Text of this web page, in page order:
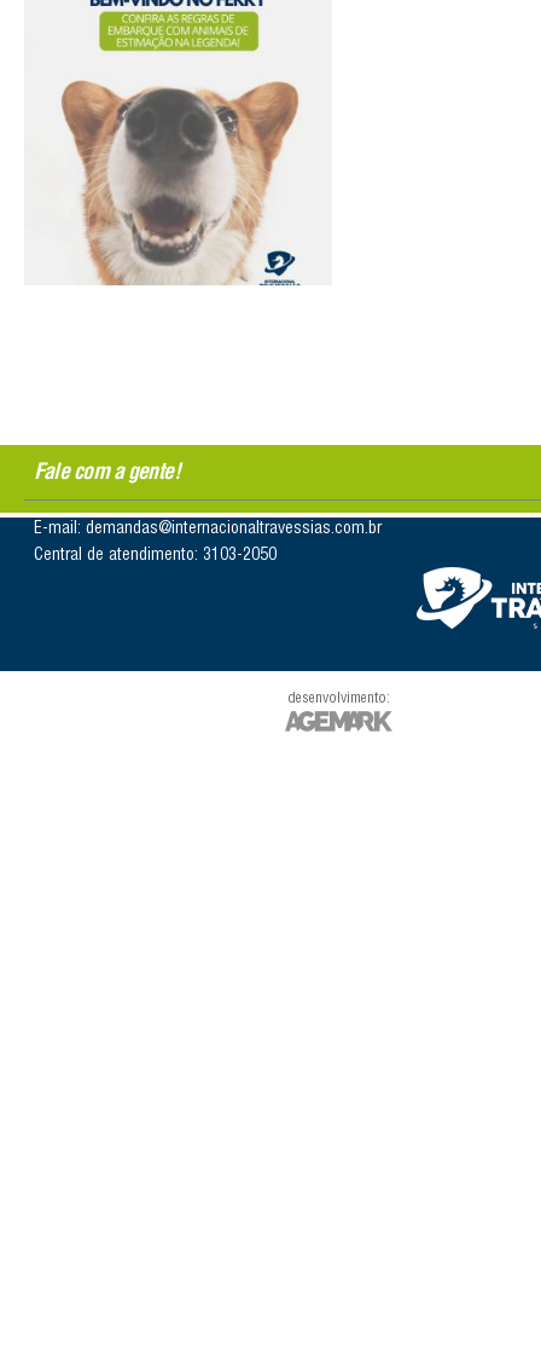
Fale com a gente!
E-mail: demandas@internacionaltravessias.com.br
Central de atendimento: 3103-2050
desenvolvimento: